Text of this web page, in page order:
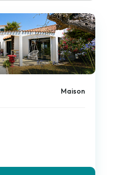
Maison